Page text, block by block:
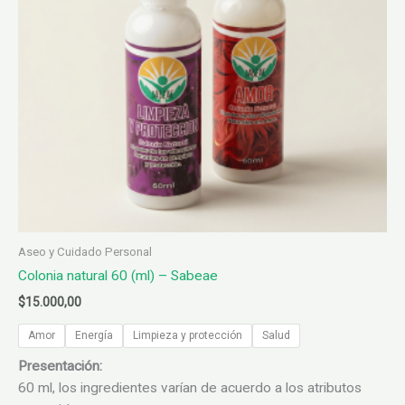
Aseo y Cuidado Personal
Colonia natural 60 (ml) – Sabeae
$15.000,00
Amor Energía Limpieza y protección Salud
Presentación:
60 ml, los ingredientes varían de acuerdo a los atributos